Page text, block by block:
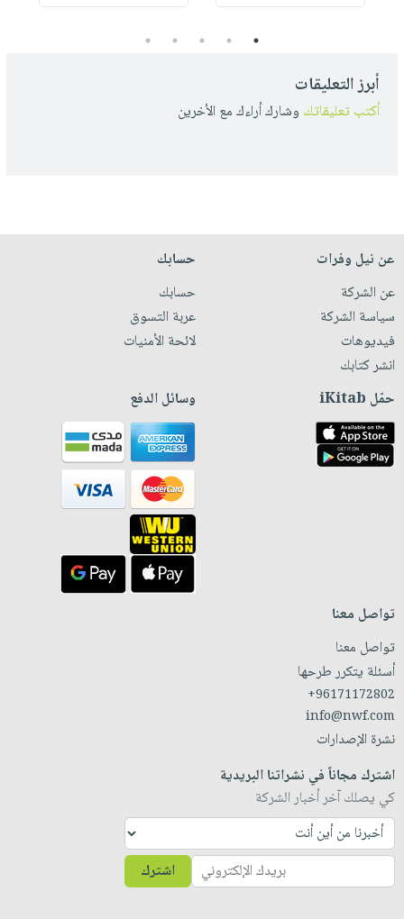
1
2
3
4
5
أبرز التعليقات
أكتب تعليقاتك وشارك أراءك مع الأخرين
عن نيل وفرات
عن الشركة
سياسة الشركة
فيديوهات
انشر كتابك
حسابك
حسابك
عربة التسوق
لائحة الأمنيات
حمّل iKitab وسائل الدفع
تواصل معنا
تواصل معنا
أسئلة يتكرر طرحها
+96171172802
info@nwf.com
نشرة الإصدارات
اشترك مجاناً في نشراتنا البريدية
كي يصلك آخر أخبار الشركة
اشترك